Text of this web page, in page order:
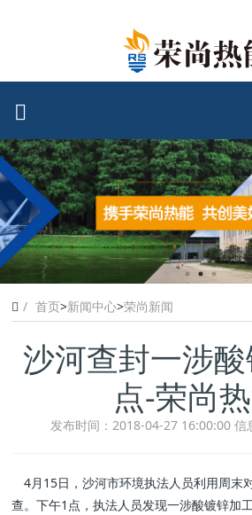
首页>新闻中心>荣尚新闻
沙河查封一涉
点-荣尚
发布时间：2018-04-27 16:00:00 信
4月15日，沙河市环境执法人员利用周末
查。下午1点，执法人员发现一涉酸镀锌加